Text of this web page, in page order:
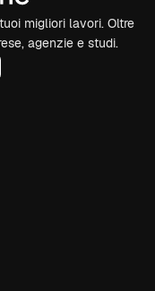
migliori lavori. Oltre
agenzie e studi.